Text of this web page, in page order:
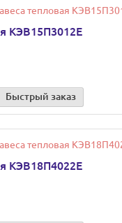
КЭВ15П3012Е
Быстрый заказ
КЭВ18П4022Е